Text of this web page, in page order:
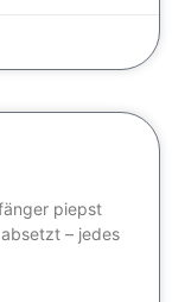
piepst
– jedes